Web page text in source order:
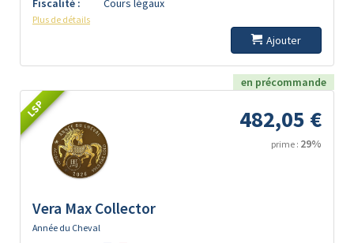
Fiscalité : Cours légaux
Plus de détails
Ajouter
en précommande
LSP 482,05 €
prime : 29%
Vera Max Collector
Année du Cheval